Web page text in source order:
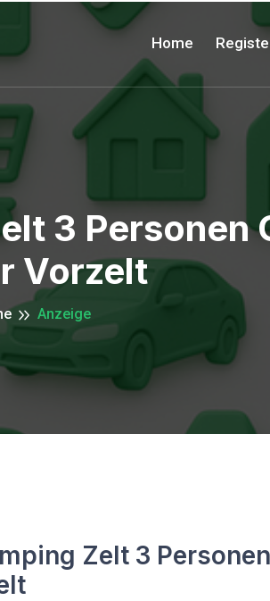
Home
3 Personen
Vorzelt
Anzeige
Zelt 3